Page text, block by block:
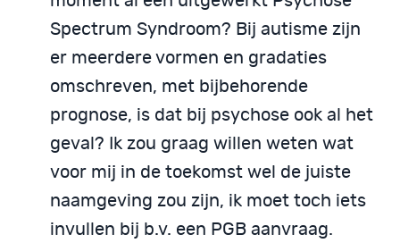
Spectrum Syndroom? Bij autisme zijn
er meerdere vormen en gradaties
omschreven, met bijbehorende
prognose, is dat bij psychose ook al het
geval? Ik zou graag willen weten wat
voor mij in de toekomst wel de juiste
naamgeving zou zijn, ik moet toch iets
invullen bij b.v. een PGB aanvraag.